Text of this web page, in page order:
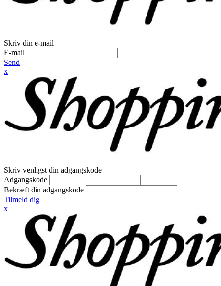
Skriv din e-mail
E-mail
Send
x
Skriv venligst din adgangskode
Adgangskode
Bekræft din adgangskode
Tilmeld dig
x